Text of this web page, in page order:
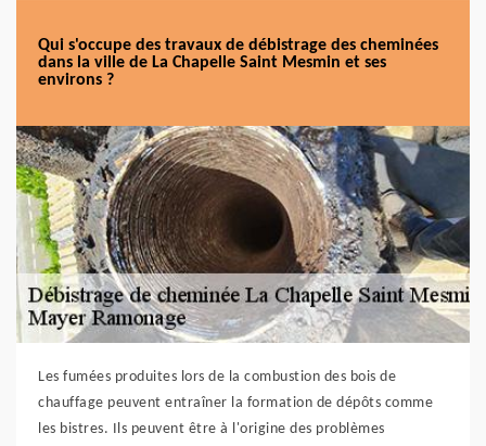
Qui s'occupe des travaux de débistrage des cheminées
dans la ville de La Chapelle Saint Mesmin et ses
environs ?
Les fumées produites lors de la combustion des bois de
chauffage peuvent entraîner la formation de dépôts comme
les bistres. Ils peuvent être à l'origine des problèmes